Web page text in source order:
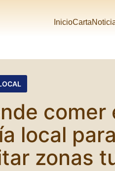
InicioCarta
comer
local
zonas